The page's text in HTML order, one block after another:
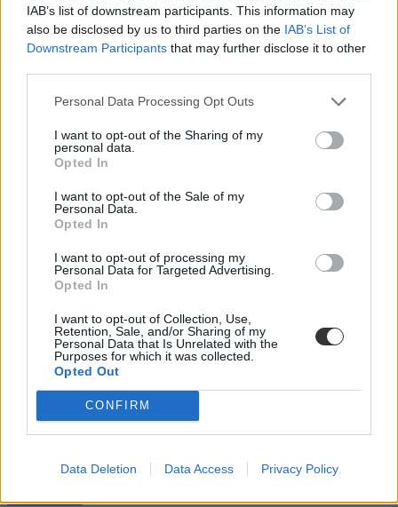
IAB’s list of downstream participants. This information may
also be disclosed by us to third parties on the IAB’s List of
Downstream Participants that may further disclose it to other
Personal Data Processing Opt Outs
I want to opt-out of the Sharing of my
personal data.
Opted In
I want to opt-out of the Sale of my
Personal Data.
Opted In
I want to opt-out of processing my
Personal Data for Targeted Advertising.
Opted In
I want to opt-out of Collection, Use,
Retention, Sale, and/or Sharing of my
Personal Data that Is Unrelated with the
Purposes for which it was collected.
Opted Out
CONFIRM
Data Deletion Data Access Privacy Policy
Hana György: „Méltóságot, tekintélyt kell adni az
oktatásról szóló közbeszédnek”
stratégiával kezdte meg működését. Az egyes minisztériumok
optimizmust ébresztett és éltet. Különösen az olyan, korábban porig
alázott ágazatban, mint az oktatás. Ám pontosan ez a lendület az,
ami egy újabb megkerülhetetlen kihívást is előtérbe rántott: az
„kényszerét”. Ennek, az amúgy pozitív stressznek a kezeléséhez
igyekszem az alábbiakban szempontokat adni. Hana György
humánökológus, közoktatási vezető véleménycikke.
Közoktatás
Vendégszerző
Dolgoznának az egyetem mellett, mégsem
vállalhatnak diákmunkát – több mint százezer
levelezős hallgatót érinthet a szabály
„Szinte bárhol voltam állásinterjún, mikor megtudták, hogy levelező
tagozatos hallgató vagyok, egyből húzni kezdték a szájukat” –
számolt be tapasztalatairól az Eduline-nak egy egyetemista. Példája
azonban korántsem egyedi: több levelezős hallgató számolt be
Kovács Dóri